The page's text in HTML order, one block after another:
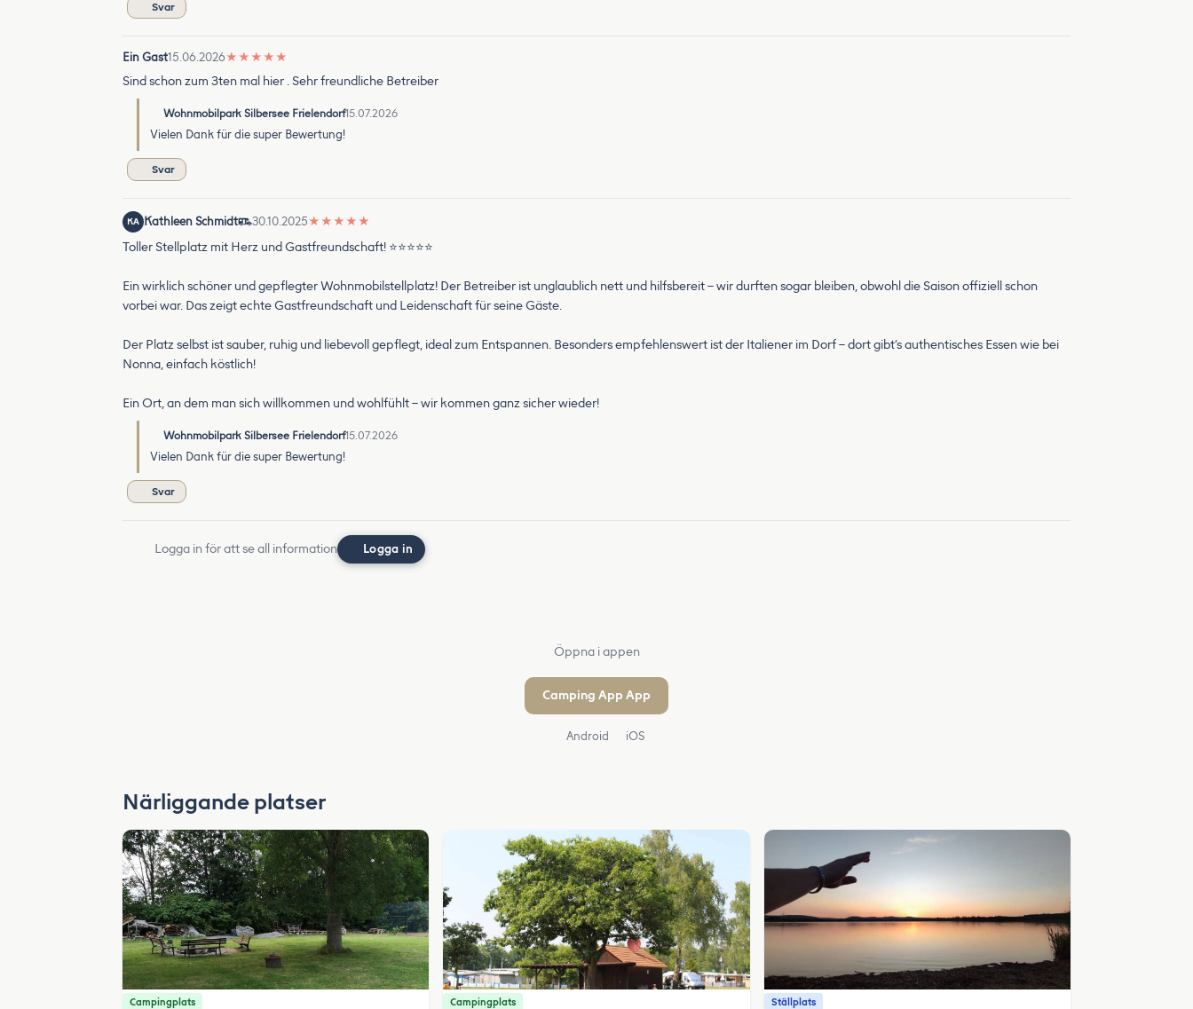
Svar
Ein Gast15.06.2026★ ★ ★ ★ ★
Sind schon zum 3ten mal hier . Sehr freundliche Betreiber
Wohnmobilpark Silbersee Frielendorf15.07.2026
Vielen Dank für die super Bewertung!
Svar
KA Kathleen Schmidt 30.10.2025★ ★ ★ ★ ★
Toller Stellplatz mit Herz und Gastfreundschaft! ⭐⭐⭐⭐⭐
Ein wirklich schöner und gepflegter Wohnmobilstellplatz! Der Betreiber ist unglaublich nett und hilfsbereit – wir durften sogar bleiben, obwohl die Saison offiziell schon
vorbei war. Das zeigt echte Gastfreundschaft und Leidenschaft für seine Gäste.
Der Platz selbst ist sauber, ruhig und liebevoll gepflegt, ideal zum Entspannen. Besonders empfehlenswert ist der Italiener im Dorf – dort gibt’s authentisches Essen wie bei
Nonna, einfach köstlich!
Ein Ort, an dem man sich willkommen und wohlfühlt – wir kommen ganz sicher wieder!
Wohnmobilpark Silbersee Frielendorf15.07.2026
Vielen Dank für die super Bewertung!
Svar
Logga in för att se all information Logga in
Öppna i appen
Camping App App
Android iOS
Närliggande platser
Campingplats Campingplats Ställplats